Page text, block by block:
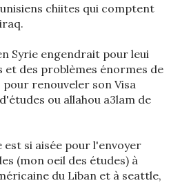
chiites qui comptent
Syrie engendrait pour leui
et des problèmes énormes de
pour renouveler son Visa
ou allahou a3lam de
est si aisée pour l'envoyer
(mon oeil des études) à
du Liban et à seattle,